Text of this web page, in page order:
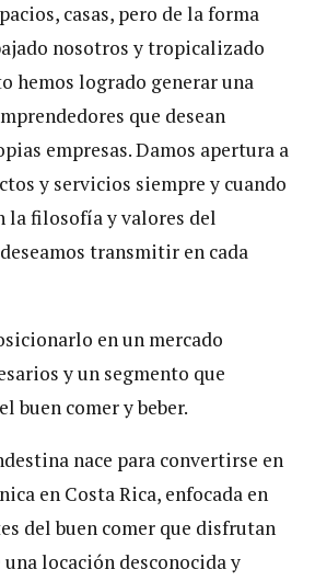
casas, pero de la forma
nosotros y tropicalizado
hemos logrado generar una
que desean
empresas. Damos apertura a
y servicios siempre y cuando
la filosofía y valores del
transmitir en cada
en un mercado
y un segmento que
buen comer y beber.
nace para convertirse en
en Costa Rica, enfocada en
del buen comer que disfrutan
locación desconocida y